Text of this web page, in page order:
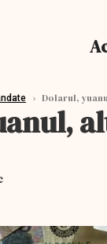
› Dolarul,